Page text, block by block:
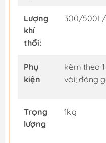
Lượng
khí
thổi:
300/
Phụ
kiện
kèm theo
vòi; đóng
Trọng
lượng
1kg